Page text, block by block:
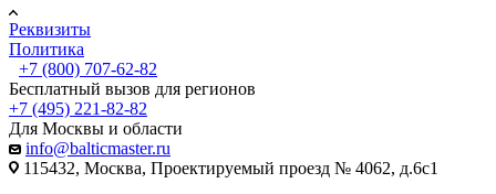
Реквизиты
Политика
+7 (800) 707-62-82
Бесплатный вызов для регионов
+7 (495) 221-82-82
Для Москвы и области
info@balticmaster.ru
115432, Москва, Проектируемый проезд № 4062, д.6с1